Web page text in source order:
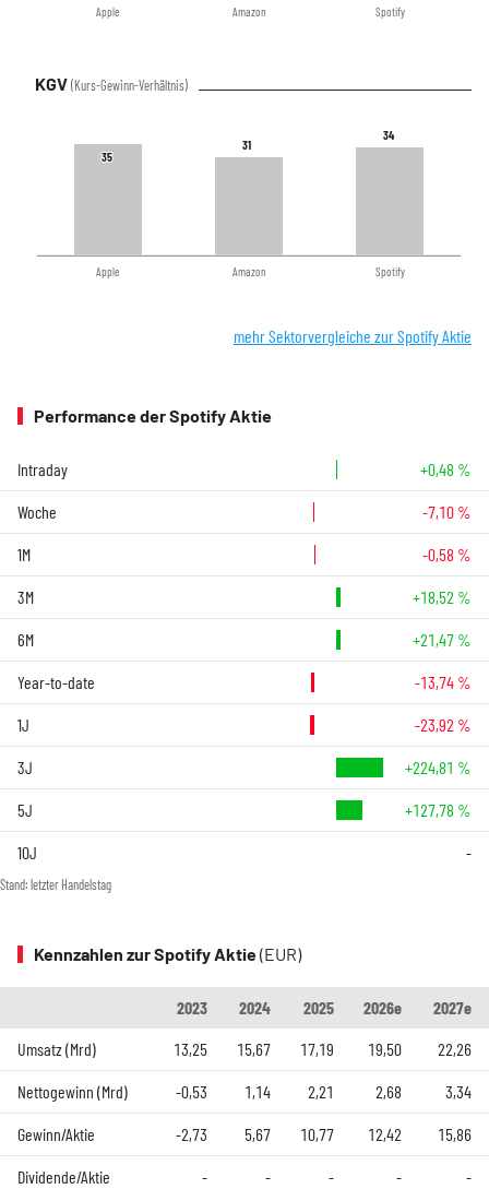
Apple Amazon Spotify
KGV (Kurs-Gewinn-Verhältnis)
35
35
31
31
34
34
Apple Amazon Spotify
mehr Sektorvergleiche zur Spotify Aktie
Performance der Spotify Aktie
Intraday +0,48 %
Woche -7,10 %
1M -0,58 %
3M +18,52 %
6M +21,47 %
Year-to-date -13,74 %
1J -23,92 %
3J +224,81 %
5J +127,78 %
10J -
Stand: letzter Handelstag
Kennzahlen zur Spotify Aktie(EUR)
2023 2024 2025 2026e
2027e
Umsatz (Mrd)
13,25 15,67 17,19 19,50 22,26
Nettogewinn (Mrd) -0,53 1,14 2,21 2,68 3,34
Gewinn/Aktie -2,73 5,67 10,77 12,42 15,86
Dividende/Aktie - - - - -